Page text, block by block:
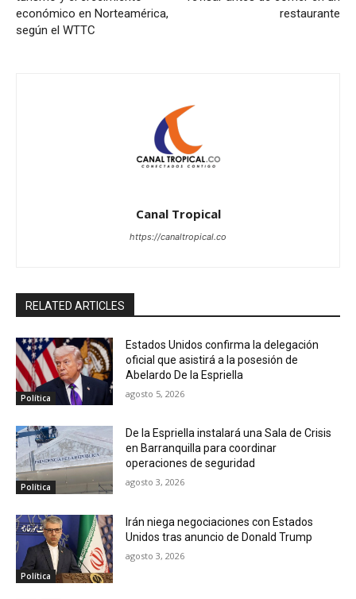
económico en Norteamérica,
según el WTTC
restaurante
Canal Tropical
https://canaltropical.co
RELATED ARTICLES
Política
Estados Unidos confirma la delegación
oficial que asistirá a la posesión de
Abelardo De la Espriella
agosto 5, 2026
Política
De la Espriella instalará una Sala de Crisis
en Barranquilla para coordinar
operaciones de seguridad
agosto 3, 2026
Política
Irán niega negociaciones con Estados
Unidos tras anuncio de Donald Trump
agosto 3, 2026